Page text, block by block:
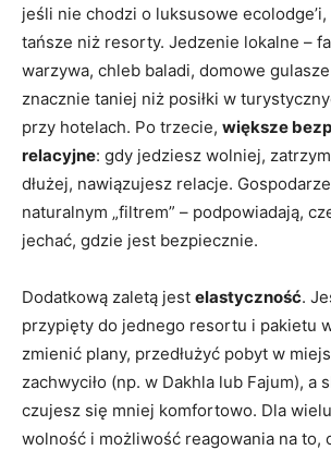
jeśli nie chodzi o luksusowe
tańsze niż resorty. Jedzenie lokalne –
warzywa, chleb baladi, domowe
znacznie taniej niż posiłki w
przy hotelach. Po trzecie, większe
relacyjne: gdy jedziesz wolniej,
dłużej, nawiązujesz relacje.
naturalnym „filtrem” – podpowiadają,
jechać, gdzie jest bezpiecznie.
Dodatkową zaletą jest elastyczność.
przypięty do jednego resortu i pakietu
zmienić plany, przedłużyć pobyt w
zachwyciło (np. w Dakhla lub Fajum), a
czujesz się mniej komfortowo. Dla
wolność i możliwość reagowania na to,